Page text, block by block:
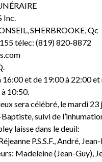
Inc.
SHERBROOKE, Qc
télec: (819) 820-8872
et de 19:00 à 22:00 et
10:50.
sera célébré, le mardi
Baptiste, suivi de
laisse dans le deuil:
P.S.S.F., André,
Madeleine (Jean-Guy),